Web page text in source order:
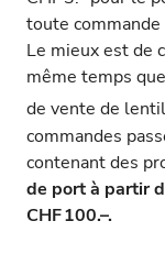
toute
Le mieux est de
même temps
de vente de
commandes
contenant des
de port à partir
CHF 100.–.